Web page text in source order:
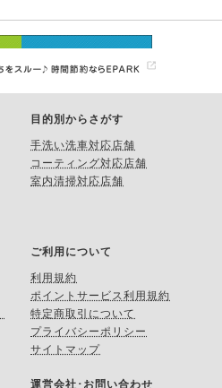
目的別からさがす
手洗い洗車対応店舗
コーティング対応店舗
室内清掃対応店舗
ご利用について
利用規約
ポイントサービス利用規約
特定商取引について
プライバシーポリシー
サイトマップ
運営会社･お問い合わせ